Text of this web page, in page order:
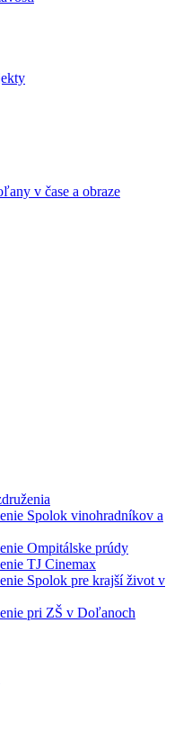
v čase a obraze
Spolok vinohradníkov a
Ompitálske prúdy
TJ Cinemax
Spolok pre krajší život v
pri ZŠ v Doľanoch